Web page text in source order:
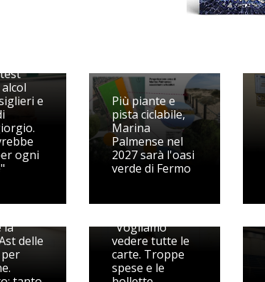
e
ogni
Più piante e
pista ciclabile,
Marina
Palmense nel
2027 sarà l'oasi
verde di Fermo
la
delle
Tennacola
"Vogliamo
vedere tutte le
carte. Troppe
spese e le